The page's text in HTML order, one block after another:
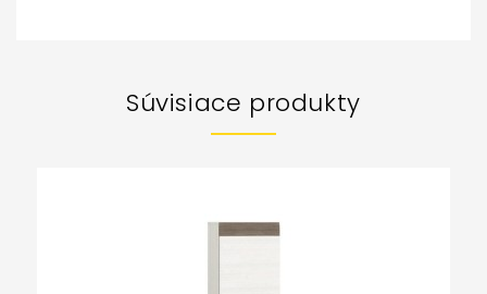
Súvisiace produkty